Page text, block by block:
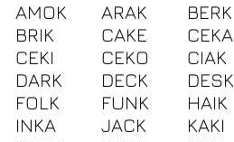
AMOK ARAK BERK
BRIK
CAKE CEKA
CEKI
CEKO CIAK
DARK
DECK DESK
FOLK
FUNK HAIK
INKA
JACK KAKI